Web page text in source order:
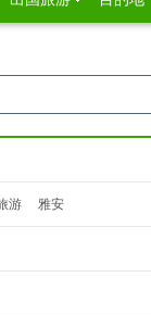
游 雅安